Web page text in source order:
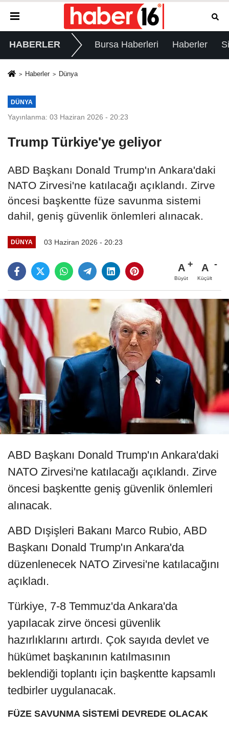
HABERLER Bursa Haberleri Haberler
Haberler Dünya
DÜNYA
Yayınlanma: 03 Haziran 2026 - 20:23
Trump Türkiye'ye geliyor
ABD Başkanı Donald Trump'ın Ankara'daki
NATO Zirvesi'ne katılacağı açıklandı. Zirve
öncesi başkentte füze savunma sistemi
dahil, geniş güvenlik önlemleri alınacak.
DÜNYA 03 Haziran 2026 - 20:23
A
Büyüt
A
Küçült
ABD Başkanı Donald Trump'ın Ankara'daki
NATO Zirvesi'ne katılacağı açıklandı. Zirve
öncesi başkentte geniş güvenlik önlemleri
alınacak.
ABD Dışişleri Bakanı Marco Rubio, ABD
Başkanı Donald Trump'ın Ankara'da
düzenlenecek NATO Zirvesi'ne katılacağını
açıkladı.
Türkiye, 7-8 Temmuz'da Ankara'da
yapılacak zirve öncesi güvenlik
hazırlıklarını artırdı. Çok sayıda devlet ve
hükümet başkanının katılmasının
beklendiği toplantı için başkentte kapsamlı
tedbirler uygulanacak.
FÜZE SAVUNMA SİSTEMİ DEVREDE OLACAK